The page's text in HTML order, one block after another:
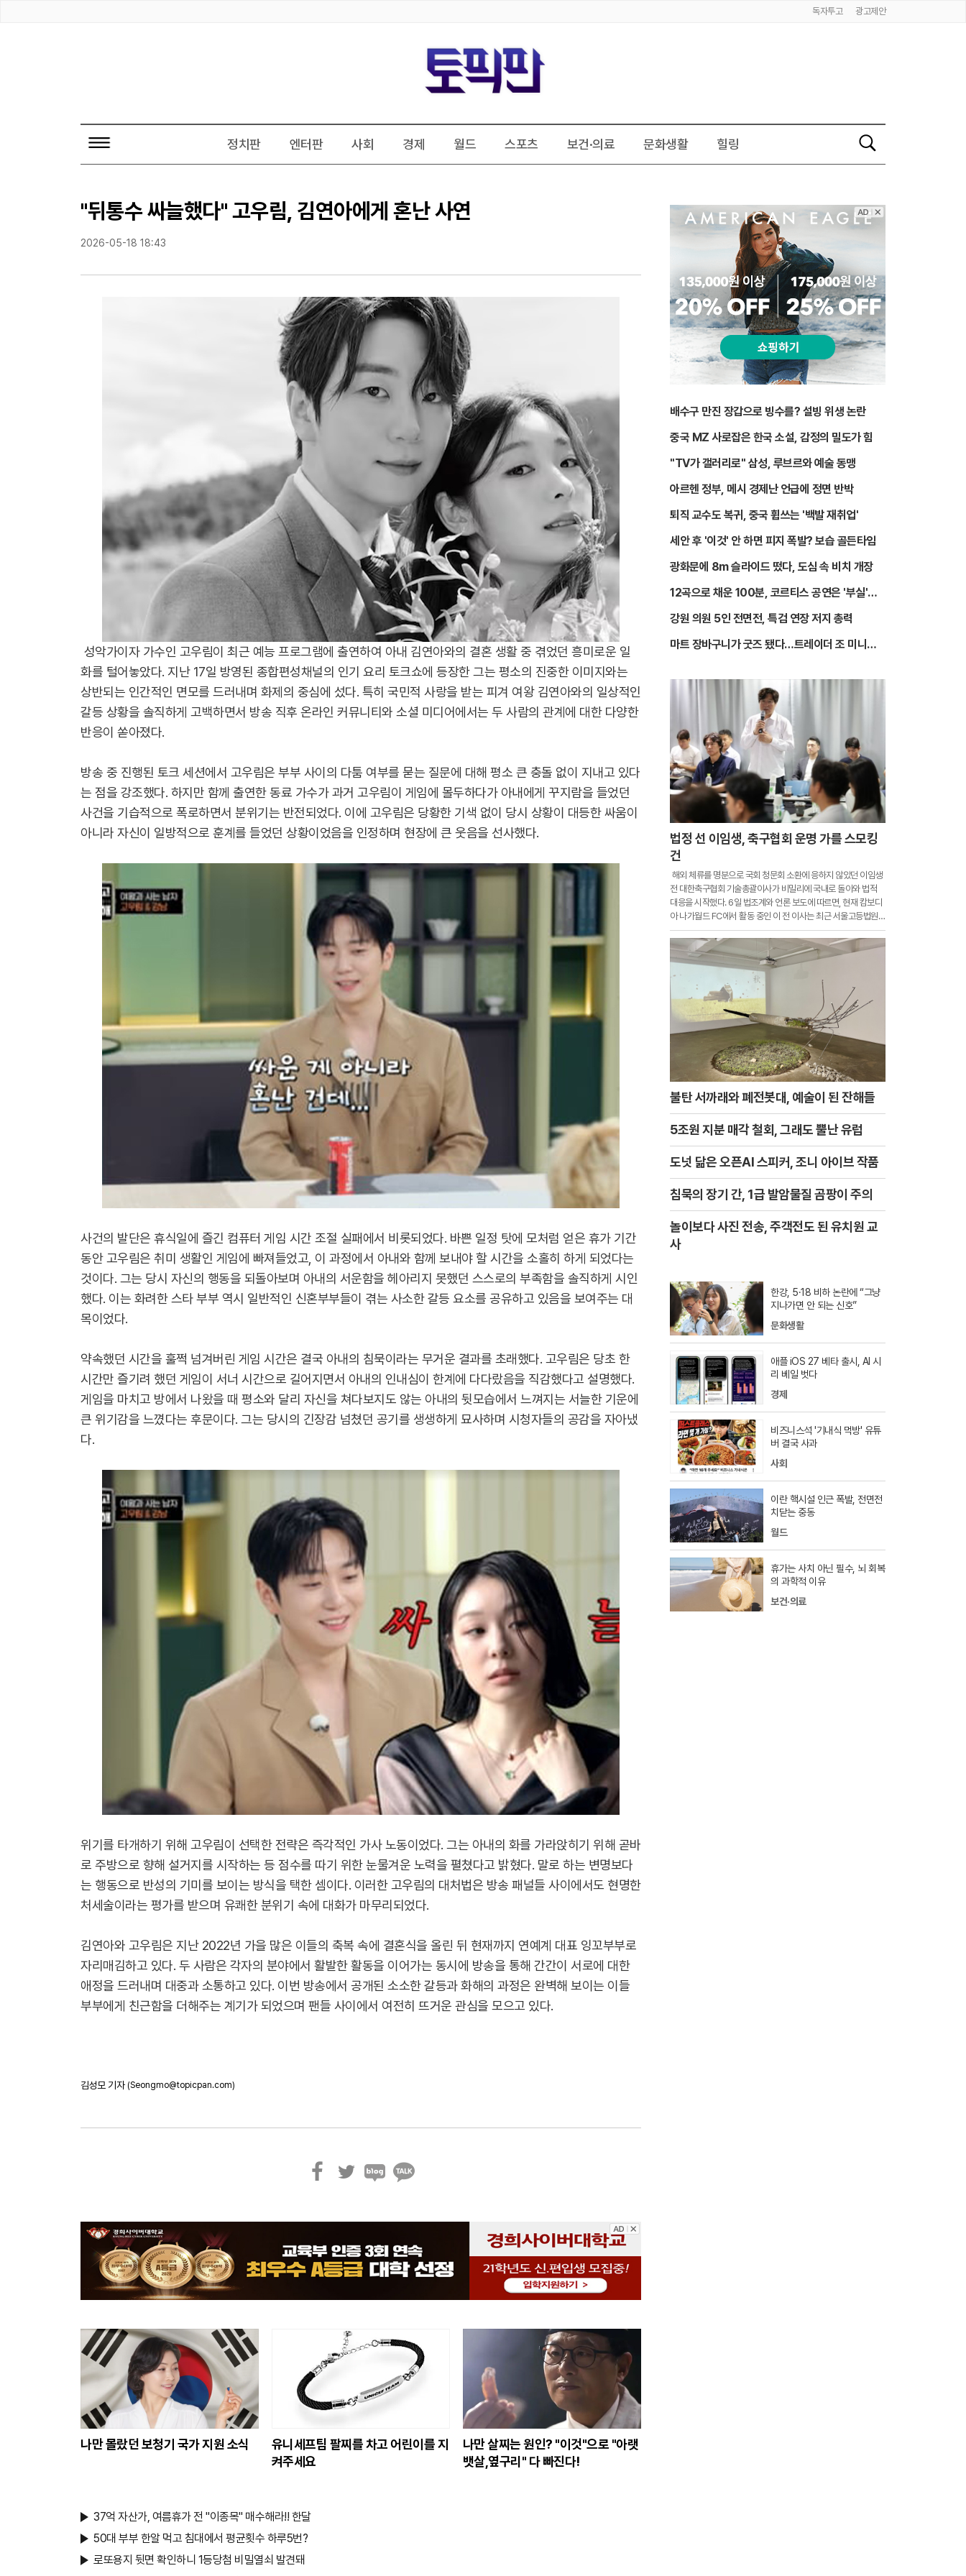
독자투고 광고제안
검
색
전
체
정치판 엔터판 사회 경제 월드 스포츠 보건·의료 문화생활 힐링
"뒤통수 싸늘했다" 고우림, 김연아에게 혼난 사연
2026-05-18 18:43
성악가이자 가수인 고우림이 최근 예능 프로그램에 출연하여 아내 김연아와의 결혼 생활 중 겪었던 흥미로운 일
화를 털어놓았다. 지난 17일 방영된 종합편성채널의 인기 요리 토크쇼에 등장한 그는 평소의 진중한 이미지와는
상반되는 인간적인 면모를 드러내며 화제의 중심에 섰다. 특히 국민적 사랑을 받는 피겨 여왕 김연아와의 일상적인
갈등 상황을 솔직하게 고백하면서 방송 직후 온라인 커뮤니티와 소셜 미디어에서는 두 사람의 관계에 대한 다양한
반응이 쏟아졌다.
방송 중 진행된 토크 세션에서 고우림은 부부 사이의 다툼 여부를 묻는 질문에 대해 평소 큰 충돌 없이 지내고 있다
는 점을 강조했다. 하지만 함께 출연한 동료 가수가 과거 고우림이 게임에 몰두하다가 아내에게 꾸지람을 들었던
사건을 기습적으로 폭로하면서 분위기는 반전되었다. 이에 고우림은 당황한 기색 없이 당시 상황이 대등한 싸움이
아니라 자신이 일방적으로 훈계를 들었던 상황이었음을 인정하며 현장에 큰 웃음을 선사했다.
사건의 발단은 휴식일에 즐긴 컴퓨터 게임 시간 조절 실패에서 비롯되었다. 바쁜 일정 탓에 모처럼 얻은 휴가 기간
동안 고우림은 취미 생활인 게임에 빠져들었고, 이 과정에서 아내와 함께 보내야 할 시간을 소홀히 하게 되었다는
것이다. 그는 당시 자신의 행동을 되돌아보며 아내의 서운함을 헤아리지 못했던 스스로의 부족함을 솔직하게 시인
했다. 이는 화려한 스타 부부 역시 일반적인 신혼부부들이 겪는 사소한 갈등 요소를 공유하고 있음을 보여주는 대
목이었다.
약속했던 시간을 훌쩍 넘겨버린 게임 시간은 결국 아내의 침묵이라는 무거운 결과를 초래했다. 고우림은 당초 한
시간만 즐기려 했던 게임이 서너 시간으로 길어지면서 아내의 인내심이 한계에 다다랐음을 직감했다고 설명했다.
게임을 마치고 방에서 나왔을 때 평소와 달리 자신을 쳐다보지도 않는 아내의 뒷모습에서 느껴지는 서늘한 기운에
큰 위기감을 느꼈다는 후문이다. 그는 당시의 긴장감 넘쳤던 공기를 생생하게 묘사하며 시청자들의 공감을 자아냈
다.
위기를 타개하기 위해 고우림이 선택한 전략은 즉각적인 가사 노동이었다. 그는 아내의 화를 가라앉히기 위해 곧바
로 주방으로 향해 설거지를 시작하는 등 점수를 따기 위한 눈물겨운 노력을 펼쳤다고 밝혔다. 말로 하는 변명보다
는 행동으로 반성의 기미를 보이는 방식을 택한 셈이다. 이러한 고우림의 대처법은 방송 패널들 사이에서도 현명한
처세술이라는 평가를 받으며 유쾌한 분위기 속에 대화가 마무리되었다.
김연아와 고우림은 지난 2022년 가을 많은 이들의 축복 속에 결혼식을 올린 뒤 현재까지 연예계 대표 잉꼬부부로
자리매김하고 있다. 두 사람은 각자의 분야에서 활발한 활동을 이어가는 동시에 방송을 통해 간간이 서로에 대한
애정을 드러내며 대중과 소통하고 있다. 이번 방송에서 공개된 소소한 갈등과 화해의 과정은 완벽해 보이는 이들
부부에게 친근함을 더해주는 계기가 되었으며 팬들 사이에서 여전히 뜨거운 관심을 모으고 있다.
김성모 기자 (Seongmo@topicpan.com)
북
톡
나만 몰랐던 보청기 국가 지원 소식
유니세프팀 팔찌를 차고 어린이를 지
켜주세요
나만 살찌는 원인? "이것"으로 "아랫
뱃살,옆구리" 다 빠진다!
37억 자산가, 여름휴가 전 "이종목" 매수해라!! 한달
50대 부부 한알 먹고 침대에서 평균횟수 하루5번?
로또용지 뒷면 확인하니 1등당첨 비밀열쇠 발견돼
배수구 만진 장갑으로 빙수를? 설빙 위생 논란
중국 MZ 사로잡은 한국 소설, 감정의 밀도가 힘
"TV가 갤러리로" 삼성, 루브르와 예술 동맹
아르헨 정부, 메시 경제난 언급에 정면 반박
퇴직 교수도 복귀, 중국 휩쓰는 '백발 재취업'
세안 후 '이것' 안 하면 피지 폭발? 보습 골든타임
광화문에 8m 슬라이드 떴다, 도심 속 비치 개장
12곡으로 채운 100분, 코르티스 공연은 '부실'인
가 '예술'인가
강원 의원 5인 전면전, 특검 연장 저지 총력
마트 장바구니가 굿즈 됐다…트레이더 조 미니백
법정 선 이임생, 축구협회 운명 가를 스모킹
건
해외 체류를 명분으로 국회 청문회 소환에 응하지 않았던 이임생
전 대한축구협회 기술총괄이사가 비밀리에 국내로 돌아와 법적
대응을 시작했다. 6일 법조계와 언론 보도에 따르면, 현재 캄보디
아 나가월드 FC에서 활동 중인 이 전 이사는 최근 서울고등법원에
서 진행되고 있는 대한축구협회와 문화체육관광부 간의 행정소송
에
불탄 서까래와 폐전봇대, 예술이 된 잔해들
5조원 지분 매각 철회, 그래도 뿔난 유럽
도넛 닮은 오픈AI 스피커, 조니 아이브 작품
침묵의 장기 간, 1급 발암물질 곰팡이 주의
놀이보다 사진 전송, 주객전도 된 유치원 교
사
한강, 5·18 비하 논란에 “그냥
지나가면 안 되는 신호”
문화생활
애플 iOS 27 베타 출시, AI 시
리 베일 벗다
경제
비즈니스석 '기내식 먹방' 유튜
버 결국 사과
사회
이란 핵시설 인근 폭발, 전면전
치닫는 중동
월드
휴가는 사치 아닌 필수, 뇌 회복
의 과학적 이유
보건·의료